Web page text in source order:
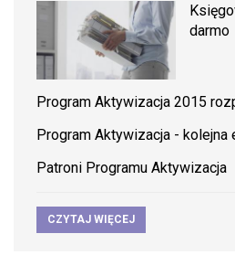
darmo
Program Aktywizacja 2015
Program Aktywizacja - kolejna
Patroni Programu Aktywizacja
CZYTAJ WIĘCEJ